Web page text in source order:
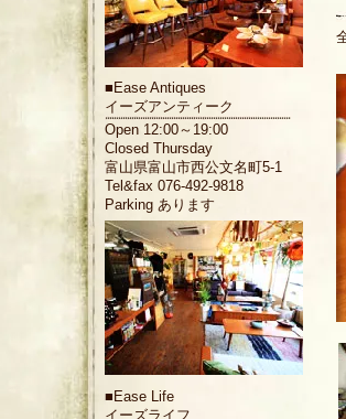
■ Ease Antiques
イーズアンティーク
Open 12:00～19:00
Closed Thursday
富山県富山市西公文名町5-1
Tel&fax 076-492-9818
Parking あります
■ Ease Life
イーズライフ